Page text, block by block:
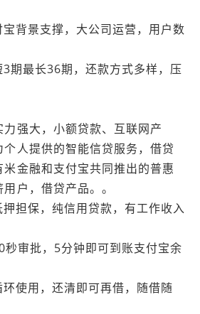
背景支撑，大公司运营，用户数
期最长36期，还款方式多样，压
强大，小额贷款、互联网产
人提供的智能信贷服务，借贷
金融和支付宝共同推出的普惠
户，借贷产品。。
担保，纯信用贷款，有工作收入
审批，5分钟即可到账支付宝余
使用，还清即可再借，随借随